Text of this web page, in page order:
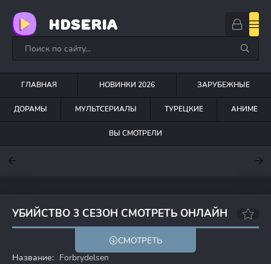
HDSERIA
ГЛАВНАЯ НОВИНКИ 2026 ЗАРУБЕЖНЫЕ
ДОРАМЫ МУЛЬТСЕРИАЛЫ ТУРЕЦКИЕ АНИМЕ
ВЫ СМОТРЕЛИ
УБИЙСТВО 3 СЕЗОН СМОТРЕТЬ ОНЛАЙН
8.0 8.4
СМОТРЕТЬ
Название: Forbrydelsen